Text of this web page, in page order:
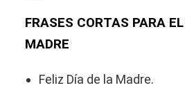
FRASES CORTAS PARA
MADRE
Feliz Día de la Madre.